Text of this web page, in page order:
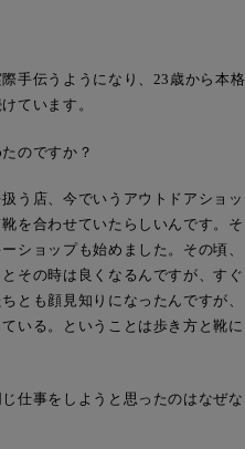
手伝うようになり、23歳から本格
ています。
のですか？
う店、今でいうアウトドアショッ
を合わせていたらしいんです。そ
ショップも始めました。その頃、
その時は良くなるんですが、すぐ
とも顔見知りになったんですが、
いる。ということは歩き方と靴に
仕事をしようと思ったのはなぜな